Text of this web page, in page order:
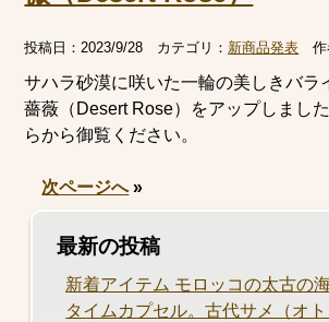
投稿日：2023/9/28 カテゴリ： 新商品発表 作
サハラ砂漠に咲いた一輪の美しきバラ
薔薇（Desert Rose）をアップしまし
らから御覧ください。
次ページへ»
最新の投稿
新着アイテム モロッコの太古の
タイムカプセル。古代サメ（オ